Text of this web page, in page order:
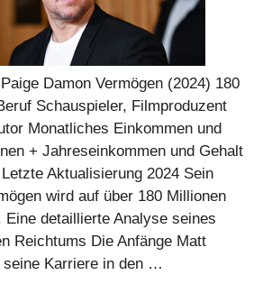
Damon Vermögen (2024) 180
Schauspieler, Filmproduzent
Monatliches Einkommen und
+ Jahreseinkommen und Gehalt
Aktualisierung 2024 Sein
wird auf über 180 Millionen
Eine detaillierte Analyse seines
Reichtums Die Anfänge Matt
seine Karriere in den …